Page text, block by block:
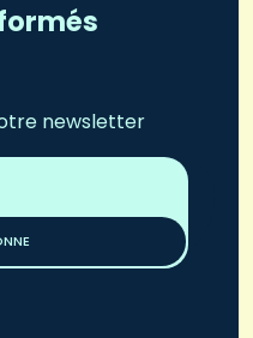
newsletter